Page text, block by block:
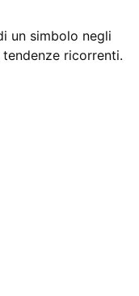
un simbolo negli
ricorrenti.